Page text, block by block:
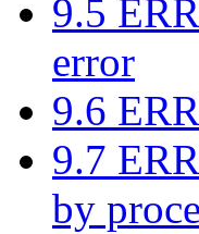
9.5
error
9.6
9.7
by